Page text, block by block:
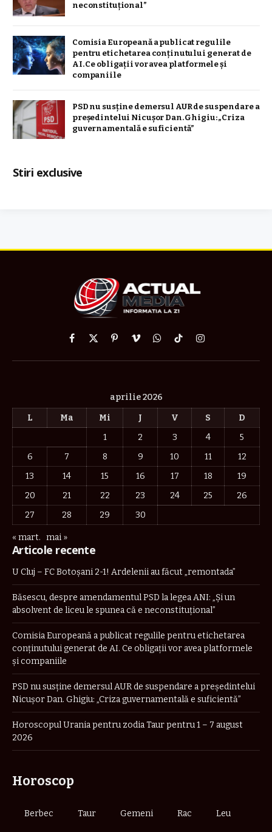
neconstituţional”
Comisia Europeană a publicat regulile
pentru etichetarea conținutului generat de
AI. Ce obligații vor avea platformele și
companiile
PSD nu susține demersul AUR de suspendare a
președintelui Nicușor Dan. Ghigiu: „Criza
guvernamentală e suficientă”
Stiri exclusive
Facebook
X
PinterestVimeoWhatsApp
TikTokInstagram
aprilie 2026
L
Ma Mi J V S
D
1
2 3 4
5
6
7 8 9 10 11
12
13
14 15 16 17 18
19
20
21 22 23 24 25
26
27
28 29 30
« mart. mai »
Articole recente
U Cluj – FC Botoșani 2-1! Ardelenii au făcut „remontada”
Băsescu, despre amendamentul PSD la legea ANI: „Și un
absolvent de liceu le spunea că e neconstituţional”
Comisia Europeană a publicat regulile pentru etichetarea
conținutului generat de AI. Ce obligații vor avea platformele
și companiile
PSD nu susține demersul AUR de suspendare a președintelui
Nicușor Dan. Ghigiu: „Criza guvernamentală e suficientă”
Horoscopul Urania pentru zodia Taur pentru 1 – 7 august
2026
Horoscop
Berbec Taur Gemeni Rac Leu